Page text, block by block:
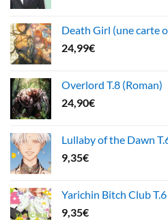
Death Girl (une carte
24,99€
Overlord T.8 (Roman)
24,90€
Lullaby of the Dawn
9,35€
Yarichin Bitch Club T.6
9,35€